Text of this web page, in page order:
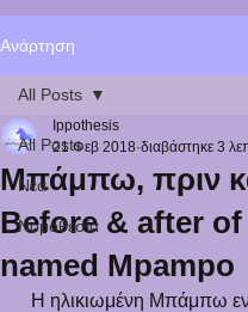
Ανάρτηση
All Posts
Νέα
Νομοθεσία
All Posts
Μπάμπω, πριν
Before & after
named Mpampo
Ippothesis
21 Φεβ 2018 διαβάστηκε 3